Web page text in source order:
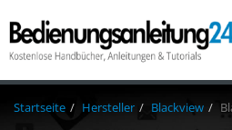
Startseite Hersteller Blackview